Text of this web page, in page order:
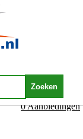
0 Aanbiedingen